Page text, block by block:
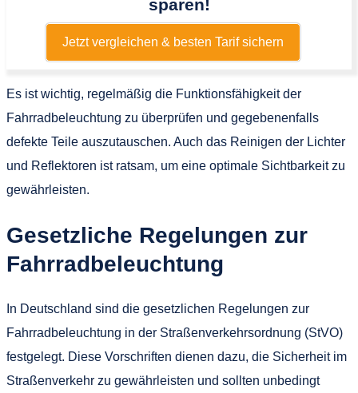
sparen!
Jetzt vergleichen & besten Tarif sichern
Es ist wichtig, regelmäßig die Funktionsfähigkeit der
Fahrradbeleuchtung zu überprüfen und gegebenenfalls
defekte Teile auszutauschen. Auch das Reinigen der Lichter
und Reflektoren ist ratsam, um eine optimale Sichtbarkeit zu
gewährleisten.
Gesetzliche Regelungen zur
Fahrradbeleuchtung
In Deutschland sind die gesetzlichen Regelungen zur
Fahrradbeleuchtung in der Straßenverkehrsordnung (StVO)
festgelegt. Diese Vorschriften dienen dazu, die Sicherheit im
Straßenverkehr zu gewährleisten und sollten unbedingt